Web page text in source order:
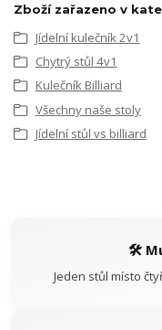
Zboží zařazeno v
Jídelní kulečník 2v1
Chytrý stůl 4v1
Kulečník Billiard
Všechny naše stoly
Jídelní stůl vs billiard
🛠️
Jeden stůl místo